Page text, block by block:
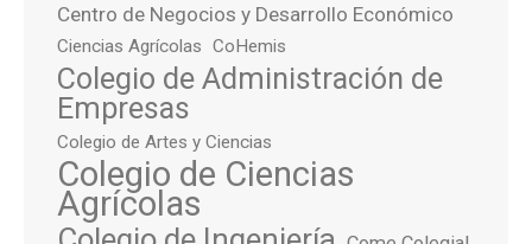
Centro de Negocios y Desarrollo Económico
Ciencias Agrícolas CoHemis
Colegio de Administración de
Empresas
Colegio de Artes y Ciencias
Colegio de Ciencias
Agrícolas